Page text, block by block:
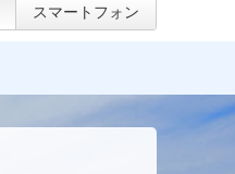
スマートフォン